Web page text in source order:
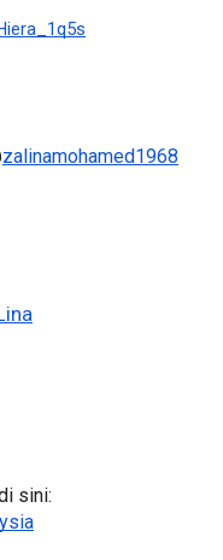
zalinamohamed1968
sini: